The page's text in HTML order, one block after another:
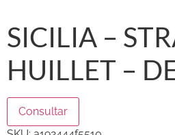
SICILIA –
HUILLET –
Consultar